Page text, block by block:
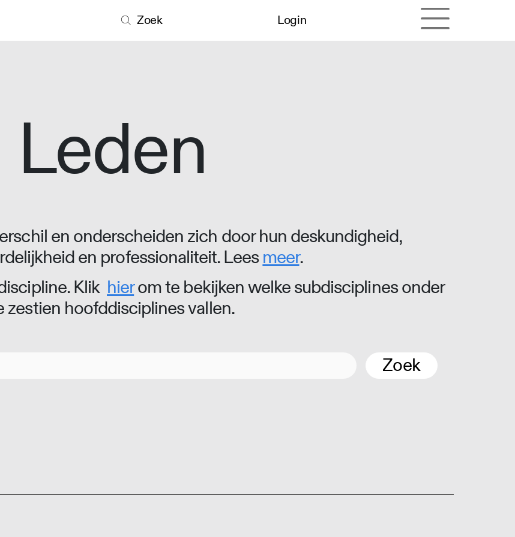
Zoek Login
Leden
en onderscheiden zich door hun deskundigheid,
en professionaliteit. Leesmeer.
Klik hierom te bekijken welke subdisciplines onder
zestien hoofddisciplines vallen.
Zoek